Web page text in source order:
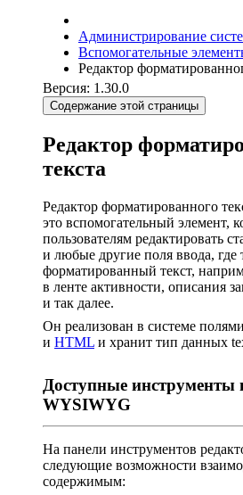
Администрирование
Вспомогательные
Редактор
Версия: 1.30.0
Содержание этой страницы
Редактор
текста
Редактор форматированного
это вспомогательный элемент,
пользователям редактировать
и любые другие поля ввода, где
форматированный текст,
в ленте активности, описания
и так далее.
Он реализован в системе
и HTML и хранит тип данных
Доступные инструменты
WYSIWYG
На панели инструментов
следующие возможности
содержимым: